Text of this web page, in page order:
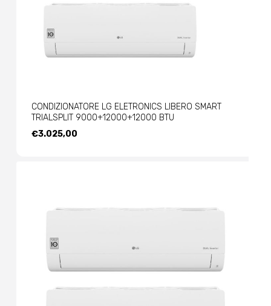
CONDIZIONATORE LG ELETRONICS LIBERO SMART
TRIALSPLIT 9000+12000+12000 BTU
€3.025,00